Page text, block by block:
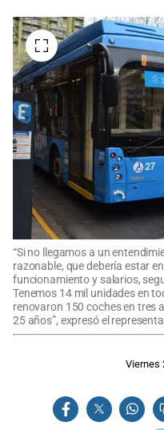
“Si no llegamos a un
razonable, que debería estar
funcionamiento y salarios,
Tenemos 14 mil unidades en
renovaron 150 coches en tres
25 años”, expresó el
Viernes